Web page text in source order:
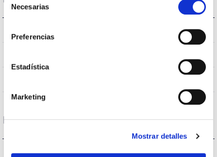
consentimiento
Necesarias
Preferencias
Estadística
Marketing
Mostrar detalles
Performance
Flux (lm)